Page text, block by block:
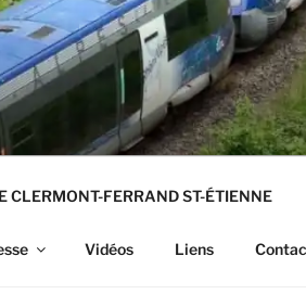
CLERMONT-FERRAND ST-ÉTIENNE
Vidéos Liens